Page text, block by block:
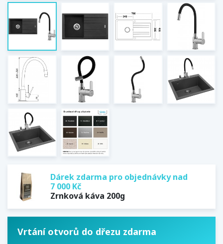
Dárek zdarma pro objednávky nad
7 000 Kč
Zrnková káva 200g
Vrtání otvorů do dřezu zdarma